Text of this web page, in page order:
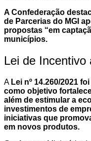
A Confederação
de Parcerias do MGI
propostas “em
municípios.
Lei de Incentivo
A Lei nº 14.260/2021
como objetivo
além de estimular a
investimentos de
iniciativas que
em novos produtos.